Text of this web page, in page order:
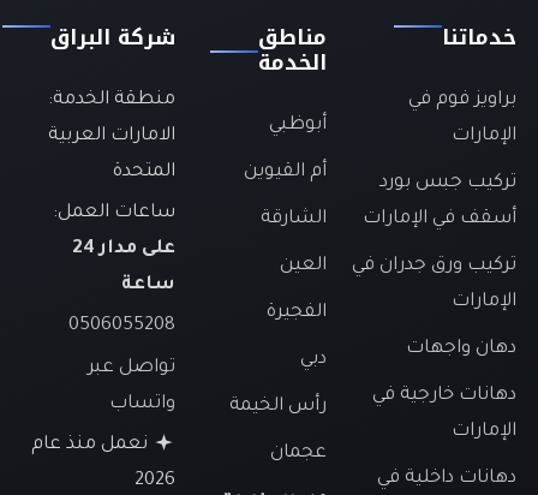
خدماتنا
براويز فوم في
الإمارات
تركيب جبس بورد
أسقف في الإمارات
تركيب ورق جدران في
الإمارات
دهان واجهات
دهانات خارجية في
الإمارات
دهانات داخلية في
مناطق
الخدمة
أبوظبي
أم القيوين
الشارقة
العين
الفجيرة
دبي
رأس الخيمة
عجمان
شركة البراق
منطقة الخدمة:
الامارات العربية
المتحدة
ساعات العمل:
على مدار 24
ساعة
0506055208
تواصل عبر
واتساب
نعمل منذ عام
2026